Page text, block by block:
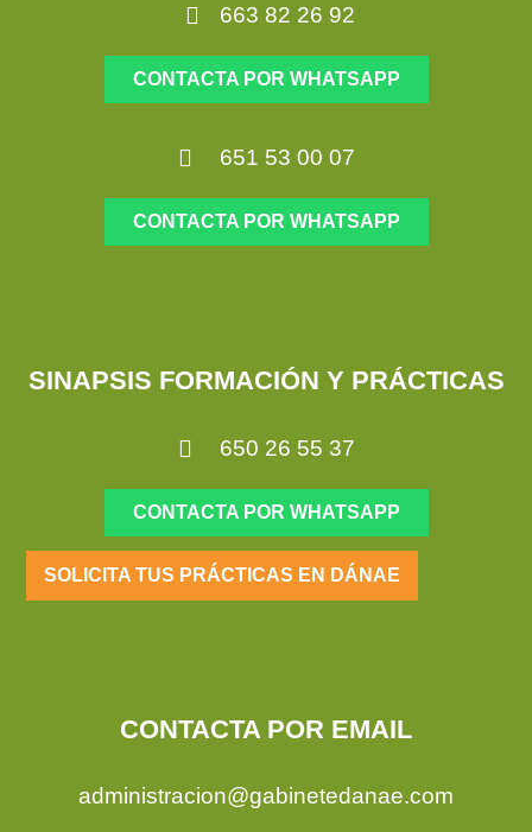
663 82 26 92
CONTACTA POR WHATSAPP
651 53 00 07
CONTACTA POR WHATSAPP
SINAPSIS FORMACIÓN Y PRÁCTICAS
650 26 55 37
CONTACTA POR WHATSAPP
SOLICITA TUS PRÁCTICAS EN DÁNAE
CONTACTA POR EMAIL
administracion@gabinetedanae.com